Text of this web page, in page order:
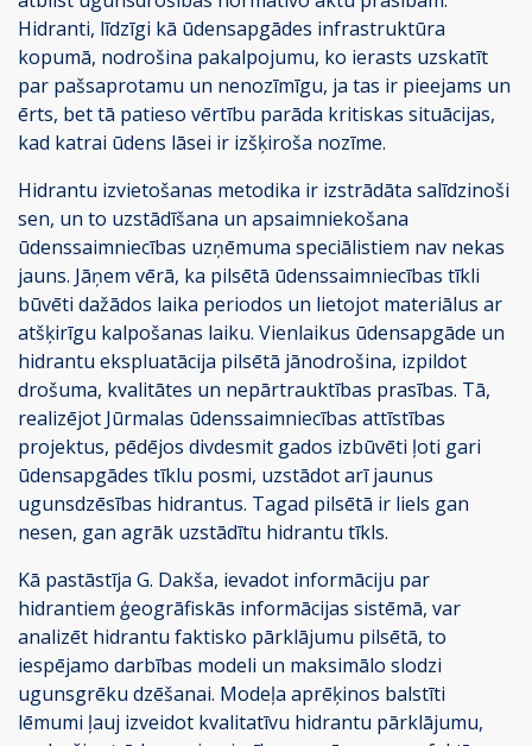
Hidranti, līdzīgi kā ūdensapgādes infrastruktūra
kopumā, nodrošina pakalpojumu, ko ierasts uzskatīt
par pašsaprotamu un nenozīmīgu, ja tas ir pieejams un
ērts, bet tā patieso vērtību parāda kritiskas situācijas,
kad katrai ūdens lāsei ir izšķiroša nozīme.
Hidrantu izvietošanas metodika ir izstrādāta salīdzinoši
sen, un to uzstādīšana un apsaimniekošana
ūdenssaimniecības uzņēmuma speciālistiem nav nekas
jauns. Jāņem vērā, ka pilsētā ūdenssaimniecības tīkli
būvēti dažādos laika periodos un lietojot materiālus ar
atšķirīgu kalpošanas laiku. Vienlaikus ūdensapgāde un
hidrantu ekspluatācija pilsētā jānodrošina, izpildot
drošuma, kvalitātes un nepārtrauktības prasības. Tā,
realizējot Jūrmalas ūdenssaimniecības attīstības
projektus, pēdējos divdesmit gados izbūvēti ļoti gari
ūdensapgādes tīklu posmi, uzstādot arī jaunus
ugunsdzēsības hidrantus. Tagad pilsētā ir liels gan
nesen, gan agrāk uzstādītu hidrantu tīkls.
Kā pastāstīja G. Dakša, ievadot informāciju par
hidrantiem ģeogrāfiskās informācijas sistēmā, var
analizēt hidrantu faktisko pārklājumu pilsētā, to
iespējamo darbības modeli un maksimālo slodzi
ugunsgrēku dzēšanai. Modeļa aprēķinos balstīti
lēmumi ļauj izveidot kvalitatīvu hidrantu pārklājumu,